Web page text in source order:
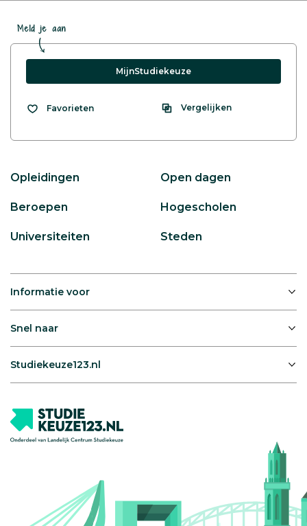
Meld je aan
MijnStudiekeuze
Favorieten Vergelijken
Opleidingen Open dagen
Beroepen Hogescholen
Universiteiten Steden
Informatie voor
Snel naar
Studiekeuze123.nl